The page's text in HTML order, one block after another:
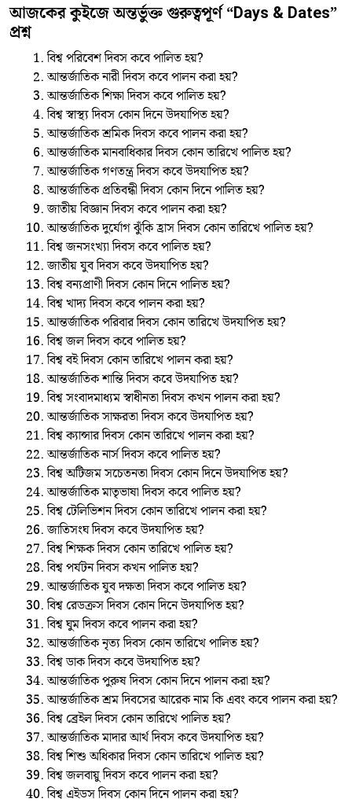
আজকের কুইজে অন্তর্ভুক্ত গুরুত্বপূর্ণ “Days & Dates”
প্রশ্ন
বিশ্ব পরিবেশ দিবস কবে পালিত হয়?
আন্তর্জাতিক নারী দিবস কবে পালন করা হয়?
আন্তর্জাতিক শিক্ষা দিবস কবে পালিত হয়?
বিশ্ব স্বাস্থ্য দিবস কোন দিনে উদযাপিত হয়?
আন্তর্জাতিক শ্রমিক দিবস কবে পালন করা হয়?
আন্তর্জাতিক মানবাধিকার দিবস কোন তারিখে পালিত হয়?
আন্তর্জাতিক গণতন্ত্র দিবস কবে উদযাপিত হয়?
আন্তর্জাতিক প্রতিবন্ধী দিবস কোন দিনে পালিত হয়?
জাতীয় বিজ্ঞান দিবস কবে পালন করা হয়?
আন্তর্জাতিক দুর্যোগ ঝুঁকি হ্রাস দিবস কোন তারিখে পালিত হয়?
বিশ্ব জনসংখ্যা দিবস কবে পালিত হয়?
জাতীয় যুব দিবস কবে উদযাপিত হয়?
বিশ্ব বন্যপ্রাণী দিবস কোন দিনে পালিত হয়?
বিশ্ব খাদ্য দিবস কবে পালন করা হয়?
আন্তর্জাতিক পরিবার দিবস কোন তারিখে উদযাপিত হয়?
বিশ্ব জল দিবস কবে পালিত হয়?
বিশ্ব বই দিবস কোন তারিখে পালন করা হয়?
আন্তর্জাতিক শান্তি দিবস কবে উদযাপিত হয়?
বিশ্ব সংবাদমাধ্যম স্বাধীনতা দিবস কখন পালন করা হয়?
আন্তর্জাতিক সাক্ষরতা দিবস কবে উদযাপিত হয়?
বিশ্ব ক্যান্সার দিবস কোন তারিখে পালন করা হয়?
আন্তর্জাতিক নার্স দিবস কবে পালিত হয়?
বিশ্ব অটিজম সচেতনতা দিবস কোন দিনে উদযাপিত হয়?
আন্তর্জাতিক মাতৃভাষা দিবস কবে পালিত হয়?
বিশ্ব টেলিভিশন দিবস কোন তারিখে পালন করা হয়?
জাতিসংঘ দিবস কবে উদযাপিত হয়?
বিশ্ব শিক্ষক দিবস কোন তারিখে পালিত হয়?
বিশ্ব পর্যটন দিবস কখন পালিত হয়?
আন্তর্জাতিক যুব দক্ষতা দিবস কবে পালিত হয়?
বিশ্ব রেডক্রস দিবস কোন দিনে উদযাপিত হয়?
বিশ্ব ঘুম দিবস কবে পালন করা হয়?
আন্তর্জাতিক নৃত্য দিবস কোন তারিখে পালিত হয়?
বিশ্ব ডাক দিবস কবে উদযাপিত হয়?
আন্তর্জাতিক পুরুষ দিবস কোন দিনে পালন করা হয়?
আন্তর্জাতিক শ্রম দিবসের আরেক নাম কি এবং কবে পালন করা হয়?
বিশ্ব ব্রেইল দিবস কোন তারিখে পালিত হয়?
আন্তর্জাতিক মাদার আর্থ দিবস কবে উদযাপিত হয়?
বিশ্ব শিশু অধিকার দিবস কোন তারিখে পালিত হয়?
বিশ্ব জলবায়ু দিবস কবে পালন করা হয়?
বিশ্ব এইডস দিবস কোন দিনে পালন করা হয়?